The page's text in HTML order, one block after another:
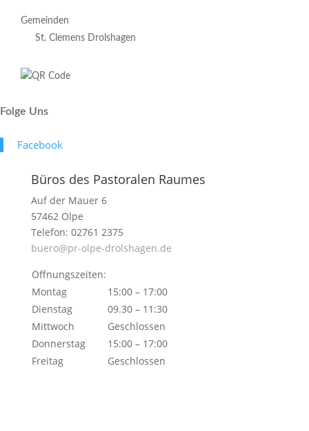
Gemeinden
St. Clemens Drolshagen
Folge Uns
Face­book
Büros des Pastoralen Raumes
Auf der Mauer 6
57462 Olpe
Telefon: 02761 2375
buero@pr-olpe-drolshagen.de
Öffnungszeiten:
Montag
15:00 – 17:00
Dienstag
09.30 – 11:30
Mittwoch
Geschlossen
Donnerstag
15:00 – 17:00
Freitag
Geschlossen